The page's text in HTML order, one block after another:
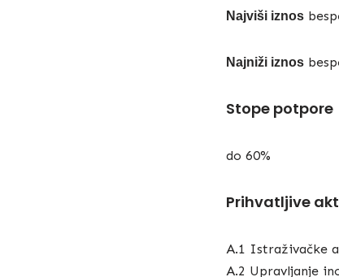
Najviši iznos
Najniži iznos
Stope potpore
do 60%
Prihvatljive
A.1 Istraživačke
A.2 Upravljanje